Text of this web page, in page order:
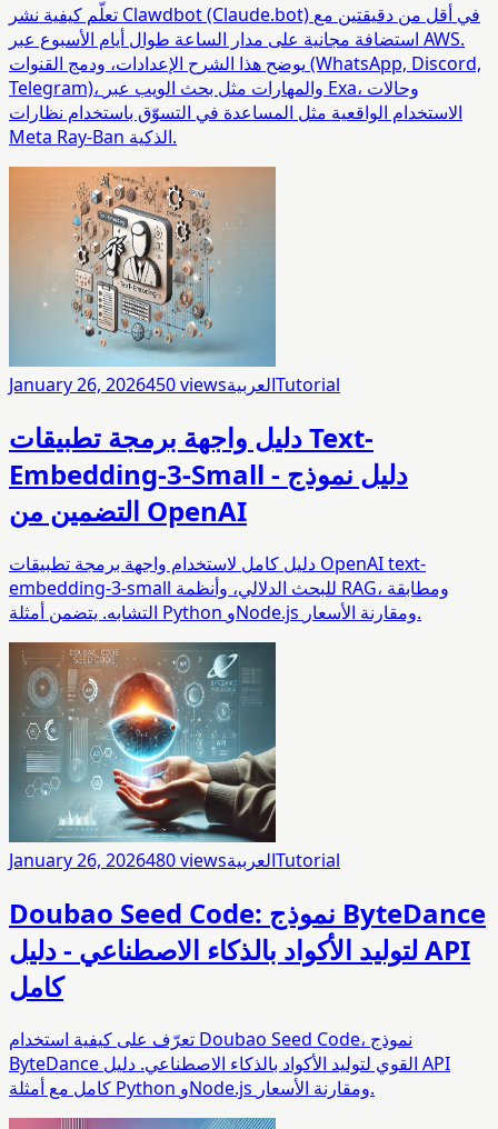
تعلّم كيفية نشر Clawdbot (Claude.bot) في أقل من دقيقتين مع
استضافة مجانية على مدار الساعة طوال أيام الأسبوع عبر AWS.
يوضح هذا الشرح الإعدادات، ودمج القنوات (WhatsApp, Discord,
Telegram)، والمهارات مثل بحث الويب عبر Exa، وحالات
الاستخدام الواقعية مثل المساعدة في التسوّق باستخدام نظارات
Meta Ray-Ban الذكية.
January 26, 2026450viewsالعربيةTutorial
دليل واجهة برمجة تطبيقات Text-
Embedding-3-Small - دليل نموذج
التضمين من OpenAI
دليل كامل لاستخدام واجهة برمجة تطبيقات OpenAI text-
embedding-3-small للبحث الدلالي، وأنظمة RAG، ومطابقة
التشابه. يتضمن أمثلة Python وNode.js ومقارنة الأسعار.
January 26, 2026480viewsالعربيةTutorial
Doubao Seed Code: نموذج ByteDance
لتوليد الأكواد بالذكاء الاصطناعي - دليل API
كامل
تعرّف على كيفية استخدام Doubao Seed Code، نموذج
ByteDance القوي لتوليد الأكواد بالذكاء الاصطناعي. دليل API
كامل مع أمثلة Python وNode.js ومقارنة الأسعار.